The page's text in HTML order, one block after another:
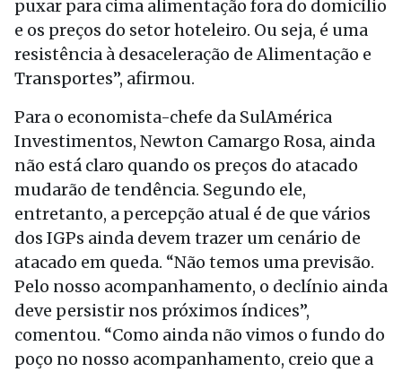
puxar para cima alimentação fora do domicílio
e os preços do setor hoteleiro. Ou seja, é uma
resistência à desaceleração de Alimentação e
Transportes”, afirmou.
Para o economista-chefe da SulAmérica
Investimentos, Newton Camargo Rosa, ainda
não está claro quando os preços do atacado
mudarão de tendência. Segundo ele,
entretanto, a percepção atual é de que vários
dos IGPs ainda devem trazer um cenário de
atacado em queda. “Não temos uma previsão.
Pelo nosso acompanhamento, o declínio ainda
deve persistir nos próximos índices”,
comentou. “Como ainda não vimos o fundo do
poço no nosso acompanhamento, creio que a